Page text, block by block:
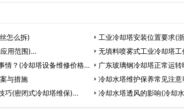
怎么拆)
工业冷却塔安装位置要求(
用范围)…
无填料喷雾式工业冷却塔
工…
情？(冷却塔设备维修价格)
广东玻璃钢冷却塔正常运
供…
与措施
冷却水塔维护保养常见注
巧(密闭式冷却塔维保)…
冷却水塔透风的影响(冷却